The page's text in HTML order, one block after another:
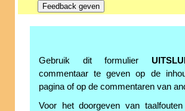
Gebruik dit formulier
commentaar te geven op de
pagina of op de commentaren van
Voor het doorgeven van